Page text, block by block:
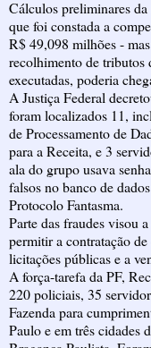
Cálculos preliminares
que foi constada a
R$ 49,098 milhões -
recolhimento de tributos
executadas, poderia
A Justiça Federal
foram localizados 11,
de Processamento de
para a Receita, e 3
ala do grupo usava
falsos no banco de
Protocolo Fantasma.
Parte das fraudes visou
permitir a contratação
licitações públicas e a
A força-tarefa da PF,
220 policiais, 35
Fazenda para
Paulo e em três cidades